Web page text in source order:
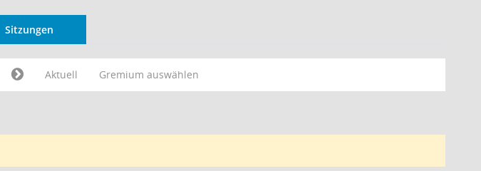
Sitzungen
Aktuell Gremium auswählen